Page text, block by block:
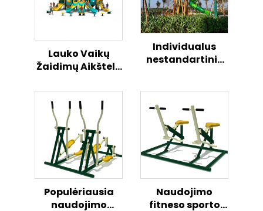
Lauko Vaikų
Žaidimų Aikštelė
Tema,
Kombinuotasis
Slenkstis
Individualus
nestandartinis
Populėriausia
naudojimo
Naudojimo
fitneso sporto